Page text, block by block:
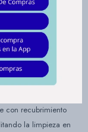
diseño moderno en
permite ajustar la
hasta 30 minutos,
de recetas,
favoritas con la
con recubrimiento
la limpieza en